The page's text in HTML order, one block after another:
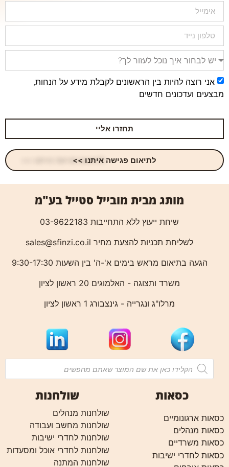
אני רוצה להיות בין הראשונים לקבלת מידע על הנחות,
מבצעים ועדכונים חדשים
תחזרו אליי
לתיאום פגישה איתנו >>
מותג מבית מובייל סטייל בע"מ
שיחת ייעוץ ללא התחייבות 03-9622183
לשליחת תכניות להצעת מחיר sales@sfinzi.co.il
הגעה בתיאום מראש בימים א'-ה' בין השעות 9:30-17:30
משרד ותצוגה - האלמוגים 20 ראשון לציון
מרלו"ג ונגרייה - גינצבורג 1 ראשון לציון
כסאות
כסאות ארגונומיים
כסאות מנהלים
כסאות משרדיים
כסאות לחדרי ישיבות
שולחנות
שולחנות מנהלים
שולחנות מחשב ועבודה
שולחנות לחדרי ישיבות
שולחנות לחדרי אוכל ומסעדות
שולחנות המתנה